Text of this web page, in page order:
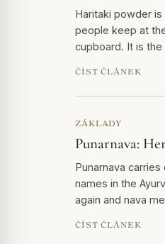
Haritaki powder
people keep at
cupboard. It is
ČÍST ČLÁNEK
ZÁKLADY
Punarnava:
Punarnava
names in the
again and nava
ČÍST ČLÁNEK